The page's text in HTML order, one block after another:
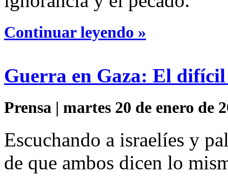
Continuar leyendo »
Guerra en Gaza: El
Prensa | martes 20 de enero de
Escuchando a israelíes y
de que ambos dicen lo